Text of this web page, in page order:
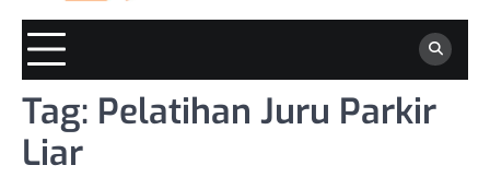
Tag: Pelatihan Juru Parkir
Liar